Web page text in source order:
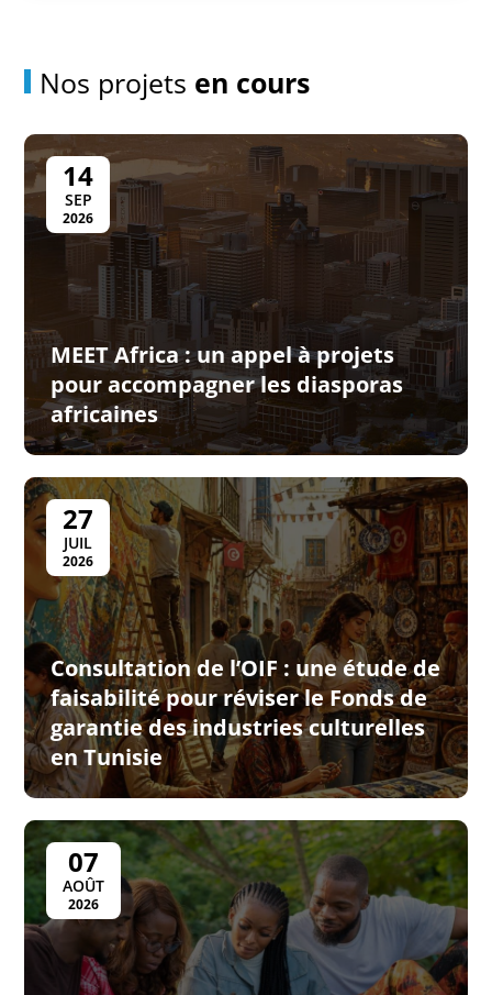
Nos projets en cours
14
SEP
2026
MEET Africa : un appel à projets
pour accompagner les diasporas
africaines
27
JUIL
2026
Consultation de l’OIF : une étude de
faisabilité pour réviser le Fonds de
garantie des industries culturelles
en Tunisie
07
AOÛT
2026